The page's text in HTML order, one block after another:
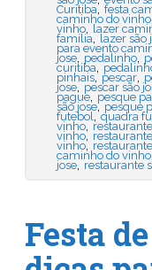
Curitiba, festa
caminho do vinho,
vinho, lazer
família lazer são
para evento
jose, pedalinho,
curitiba
pinhais, pescar,
jose, pescar são
pague, pesque
são jose, pesque
futebol quadra
vinho, restaurante
vinho,
vinho,
caminho do vinho,
jose, restaurante
Festa